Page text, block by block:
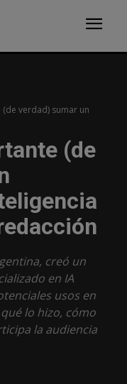
verdad) sumar un
(de
creó un
en IA
usos en
lo hizo, cómo
la audiencia